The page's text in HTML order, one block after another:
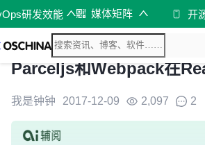
研发效能 媒体矩阵 开
Parceljs和Webpack在
我是钟钟 2017-12-09 2,097 2